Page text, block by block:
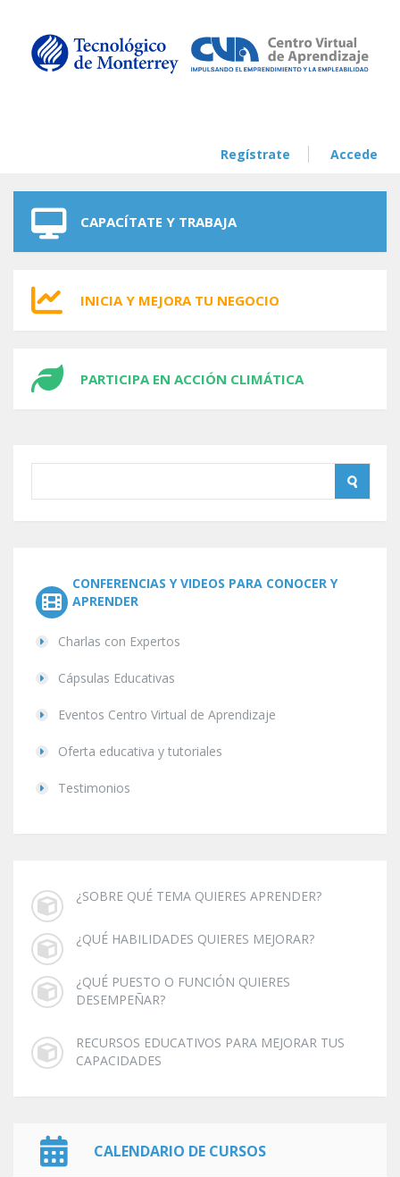
Regístrate Accede
CAPACÍTATE Y TRABAJA
INICIA Y MEJORA TU NEGOCIO
PARTICIPA EN ACCIÓN CLIMÁTICA
CONFERENCIAS Y VIDEOS PARA CONOCER Y
APRENDER
Charlas con Expertos
Cápsulas Educativas
Eventos Centro Virtual de Aprendizaje
Oferta educativa y tutoriales
Testimonios
¿SOBRE QUÉ TEMA QUIERES APRENDER?
¿QUÉ HABILIDADES QUIERES MEJORAR?
¿QUÉ PUESTO O FUNCIÓN QUIERES
DESEMPEÑAR?
RECURSOS EDUCATIVOS PARA MEJORAR TUS
CAPACIDADES
CALENDARIO DE CURSOS